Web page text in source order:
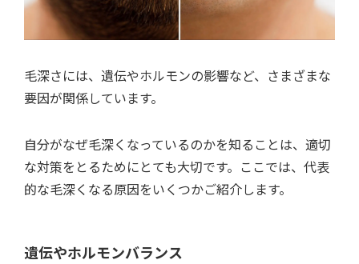
毛深さには、遺伝やホルモンの影響など、さまざまな
要因が関係しています。
自分がなぜ毛深くなっているのかを知ることは、適切
な対策をとるためにとても大切です。ここでは、代表
的な毛深くなる原因をいくつかご紹介します。
遺伝やホルモンバランス